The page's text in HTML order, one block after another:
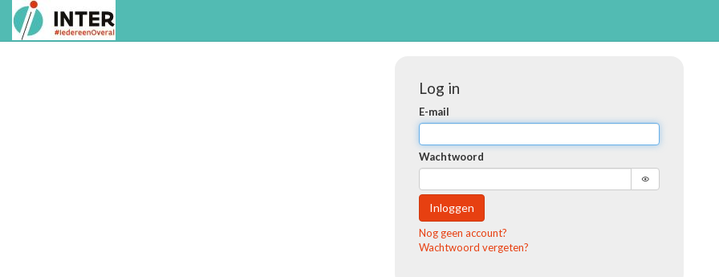
Log in
E-mail
Wachtwoord
Inloggen
Nog geen account?
Wachtwoord vergeten?